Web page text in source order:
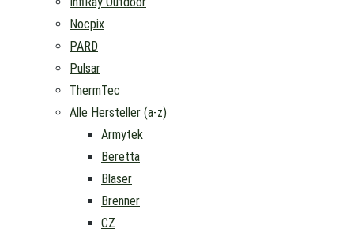
Nocpix
PARD
Pulsar
ThermTec
Alle Hersteller (a-z)
Armytek
Beretta
Blaser
Brenner
CZ